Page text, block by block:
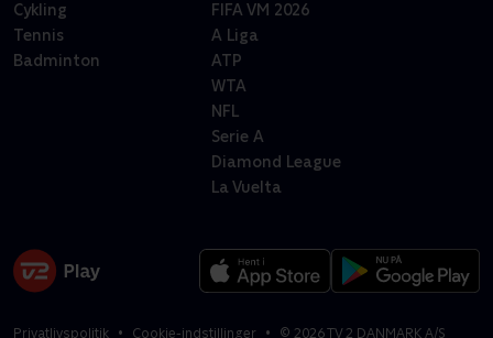
Cykling
Tennis
Badminton
FIFA VM 2026
A Liga
ATP
WTA
NFL
Serie A
Diamond League
La Vuelta
Privatlivspolitik Cookie-indstillinger © 2026TV 2 DANMARK A/S